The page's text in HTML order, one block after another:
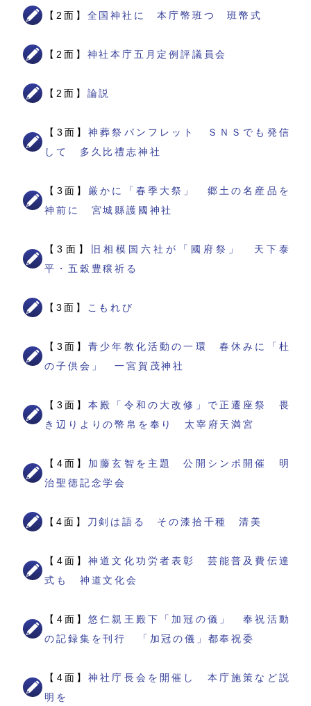
【2面】 全国神社に 本庁幣班つ 班幣式
【2面】 神社本庁五月定例評議員会
【2面】 論説
【3面】神葬祭パンフレット ＳＮＳでも発信
して 多久比禮志神社
【3面】 厳かに「春季大祭」 郷土の名産品を
神前に 宮城縣護國神社
【3面】
旧相模国六社が「國府祭」 天下泰
平・五穀豊穣祈る
【3面】 こもれび
【3面】青少年教化活動の一環 春休みに「杜
の子供会」 一宮賀茂神社
【3面】本殿「令和の大改修」で正遷座祭 畏
き辺りよりの幣帛を奉り 太宰府天満宮
【4面】 加藤玄智を主題 公開シンポ開催 明
治聖徳記念学会
【4面】 刀剣は語る その漆拾千種 清美
【4面】神道文化功労者表彰 芸能普及費伝達
式も 神道文化会
【4面】悠仁親王殿下「加冠の儀」 奉祝活動
の記録集を刊行 「加冠の儀」都奉祝委
【4面】神社庁長会を開催し 本庁施策など説
明を